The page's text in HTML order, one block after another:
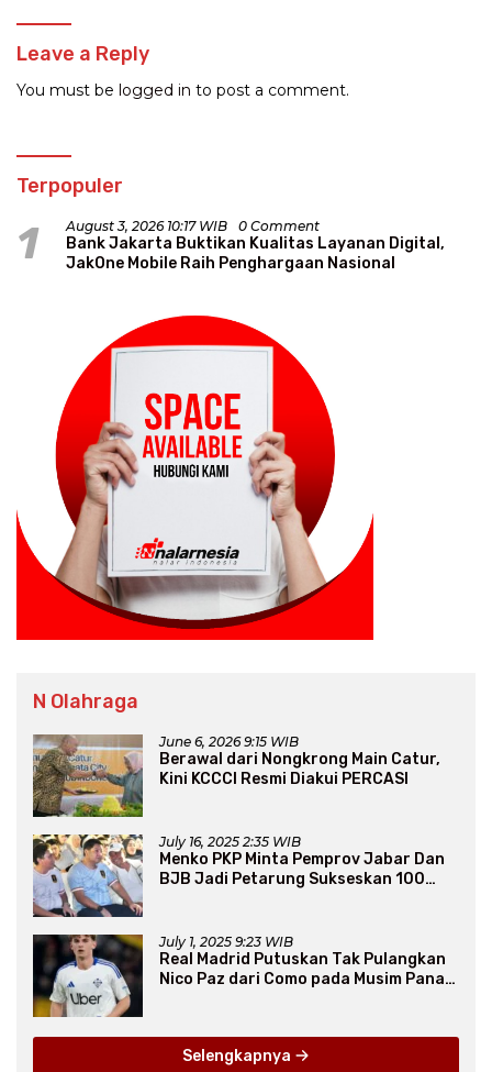
Leave a Reply
You must be logged in to post a comment.
Terpopuler
1 August 3, 2026 10:17 WIB 0 Comment
Bank Jakarta Buktikan Kualitas Layanan Digital,
JakOne Mobile Raih Penghargaan Nasional
N Olahraga
June 6, 2026 9:15 WIB
Berawal dari Nongkrong Main Catur,
Kini KCCCI Resmi Diakui PERCASI
July 16, 2025 2:35 WIB
Menko PKP Minta Pemprov Jabar Dan
BJB Jadi Petarung Sukseskan 100
July 1, 2025 9:23 WIB
Real Madrid Putuskan Tak Pulangkan
Nico Paz dari Como pada Musim Panas
Selengkapnya